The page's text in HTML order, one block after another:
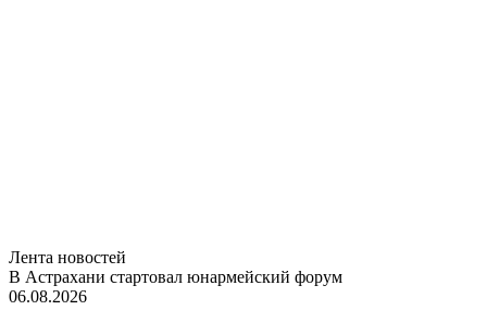
Лента новостей
В Астрахани стартовал юнармейский форум
06.08.2026